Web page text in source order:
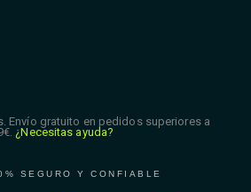
Envío gratuito en pedidos superiores a
¿Necesitas ayuda?
SEGURO Y CONFIABLE